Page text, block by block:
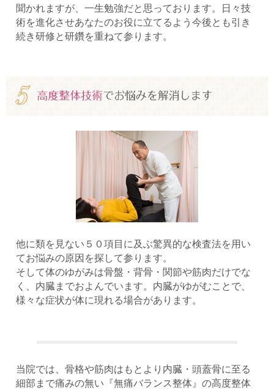
聞かれますが、一生勉強だと思っております。日々技
術を進化させあなたのお役に立てるよう今後とも引き
続き研修と研鑽を重ねて参ります。
他に類を見ない５０項目に及ぶ驚異的な検査法を用い
てお悩みの原因を探して参ります。
そして体のゆがみは骨盤・背骨・関節や筋肉だけでな
く、内臓までおよんでいます。内臓がゆがむことで、
様々な症状が体に現れる場合があります。
当院では、骨格や筋肉はもとより内臓・頭蓋骨に至る
細部まで痛みの無い『無痛バランス整体』の高度整体